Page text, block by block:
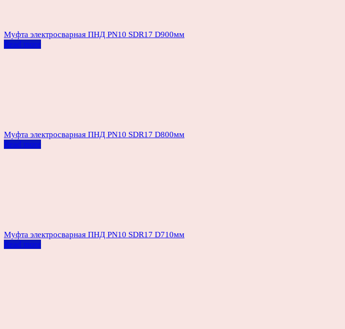
Муфта электросварная ПНД PN10 SDR17 D900мм
Read more
Муфта электросварная ПНД PN10 SDR17 D800мм
Read more
Муфта электросварная ПНД PN10 SDR17 D710мм
Read more